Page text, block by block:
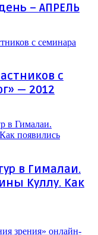
– АПРЕЛЬ
с
— 2012
в Гималаи.
Куллу. Как